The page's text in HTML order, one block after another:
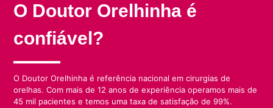
O Doutor Orelhinha é
confiável?
O Doutor Orelhinha é referência nacional em cirurgias de
orelhas. Com mais de 12 anos de experiência operamos mais de
45 mil pacientes e temos uma taxa de satisfação de 99%.